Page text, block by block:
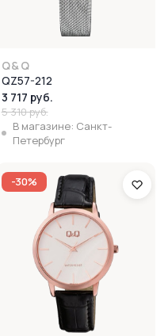
Q&Q
QZ57-212
3 717 руб.
5 310 руб.
В магазине: Санкт-
Петербург
-30%